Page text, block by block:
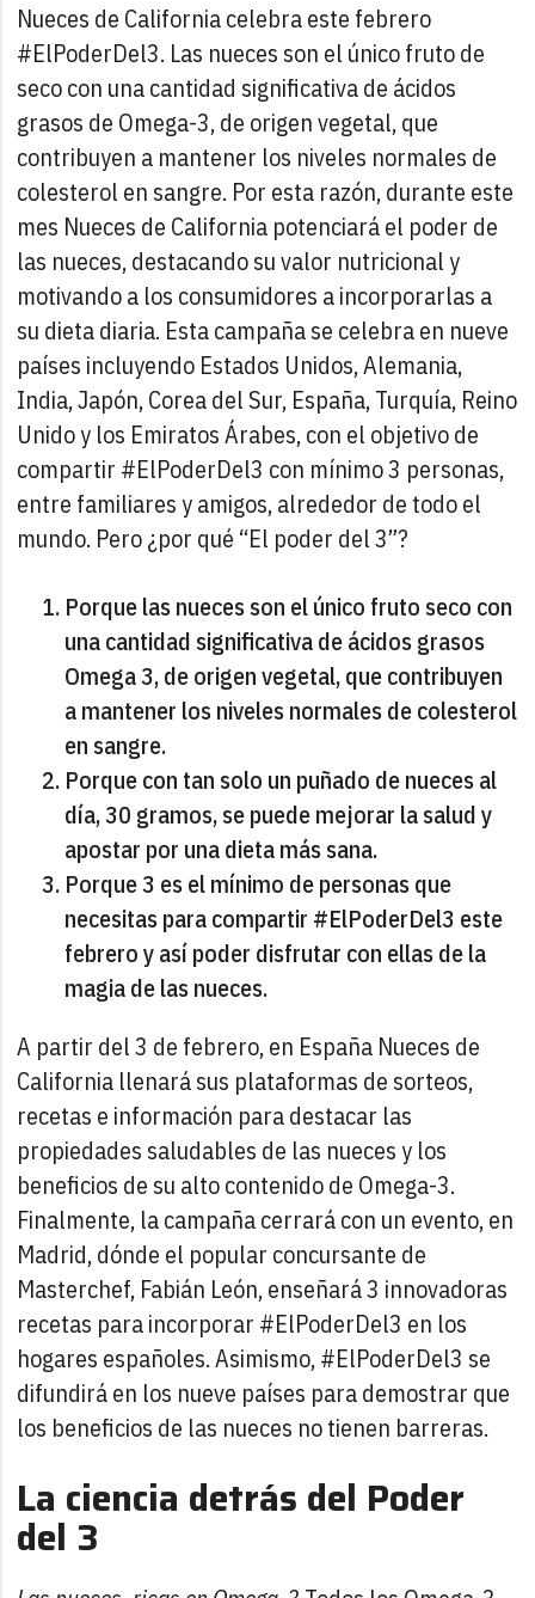
Nueces de California celebra este febrero
#ElPoderDel3. Las nueces son el único fruto de
seco con una cantidad significativa de ácidos
grasos de Omega-3, de origen vegetal, que
contribuyen a mantener los niveles normales de
colesterol en sangre. Por esta razón, durante este
mes Nueces de California potenciará el poder de
las nueces, destacando su valor nutricional y
motivando a los consumidores a incorporarlas a
su dieta diaria. Esta campaña se celebra en nueve
países incluyendo Estados Unidos, Alemania,
India, Japón, Corea del Sur, España, Turquía, Reino
Unido y los Emiratos Árabes, con el objetivo de
compartir #ElPoderDel3 con mínimo 3 personas,
entre familiares y amigos, alrededor de todo el
mundo. Pero ¿por qué “El poder del 3”?
Porque las nueces son el único fruto seco con
una cantidad significativa de ácidos grasos
Omega 3, de origen vegetal, que contribuyen
a mantener los niveles normales de colesterol
en sangre.
Porque con tan solo un puñado de nueces al
día, 30 gramos, se puede mejorar la salud y
apostar por una dieta más sana.
Porque 3 es el mínimo de personas que
necesitas para compartir #ElPoderDel3 este
febrero y así poder disfrutar con ellas de la
magia de las nueces.
A partir del 3 de febrero, en España Nueces de
California llenará sus plataformas de sorteos,
recetas e información para destacar las
propiedades saludables de las nueces y los
beneficios de su alto contenido de Omega-3.
Finalmente, la campaña cerrará con un evento, en
Madrid, dónde el popular concursante de
Masterchef, Fabián León, enseñará 3 innovadoras
recetas para incorporar #ElPoderDel3 en los
hogares españoles. Asimismo, #ElPoderDel3 se
difundirá en los nueve países para demostrar que
los beneficios de las nueces no tienen barreras.
La ciencia detrás del Poder
del 3